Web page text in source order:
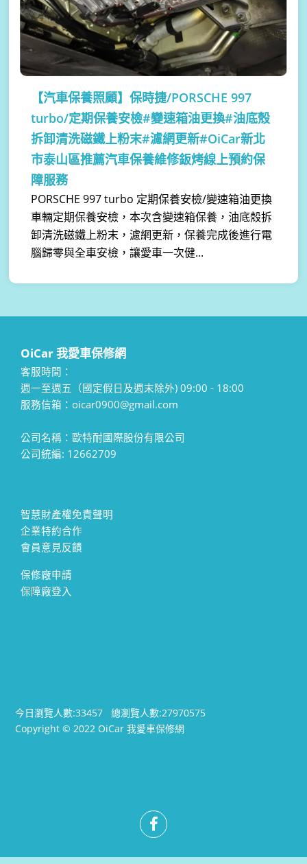
【汽車保養照顧】保時捷/PORSCHE 997
turbo/定期保養安檢#變速箱油更換#油底殼
拆卸清洗磁鐵上粉末#濾網更新#OiCar新北
市泰山區推薦汽車保養維修鈑烤線上預約保
障服務
PORSCHE 997 turbo 定期保養安檢/變速箱油更換
車輛定期保養安檢，本次含變速箱保養，油底殼拆
卸清洗磁鐵上粉末，濾網更新，保養完成後進行電
腦歸零與全車安檢，讓愛車一次健...
OiCar 我愛車保修網
客服時間：
週一至週五（國定假日及週末除外) 09:00 - 18:00
服務信箱：oicar0900@gmail.com
公司名稱：歐特耐國際股份有限公司
公司統編: 12662709
智慧財產權免責聲明
企業特約合作
會員意見反饋
保修廠申請
保障廠登入
今日瀏覽人數:33457總瀏覽人數:27970575
Copyright © 2022 OiCar 我愛車保修網